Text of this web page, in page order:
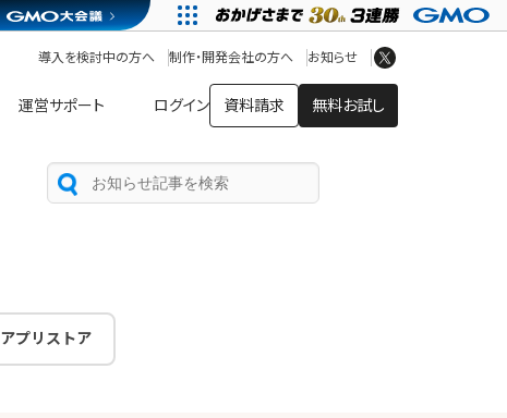
運営サポート ログイン 資料請求 無料お試し
導入を検討中の方へ 制作・開発会社の方へ お知らせ
アプリストア
ヘルプを見る
ヘルプセンター
アプリストア